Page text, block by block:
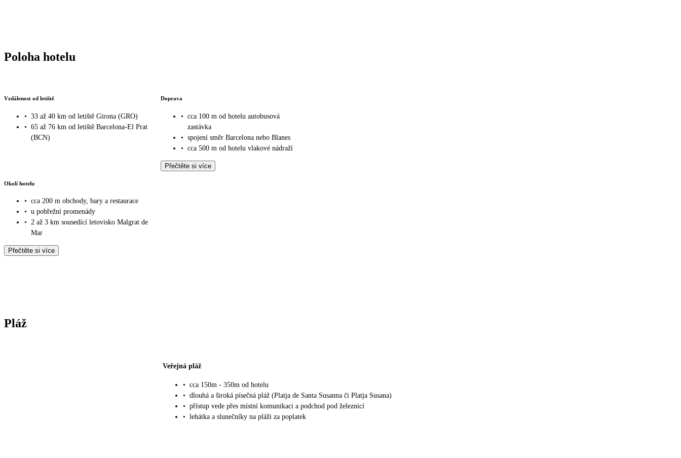
Poloha hotelu
Vzdálenost od letiště
• 33 až 40 km od letiště Girona (GRO)
• 65 až 76 km od letiště Barcelona-El Prat
(BCN)
Doprava
• cca 100 m od hotelu autobusová
zastávka
• spojení směr Barcelona nebo Blanes
• cca 500 m od hotelu vlakové nádraží
Přečtěte si více
Okolí hotelu
• cca 200 m obchody, bary a restaurace
• u pobřežní promenády
• 2 až 3 km sousedící letovisko Malgrat de
Mar
Přečtěte si více
Pláž
Veřejná pláž
• cca 150m - 350m od hotelu
• dlouhá a široká písečná pláž (Platja de Santa Susanna či Platja Susana)
• přístup vede přes místní komunikaci a podchod pod železnicí
• lehátka a slunečníky na pláži za poplatek